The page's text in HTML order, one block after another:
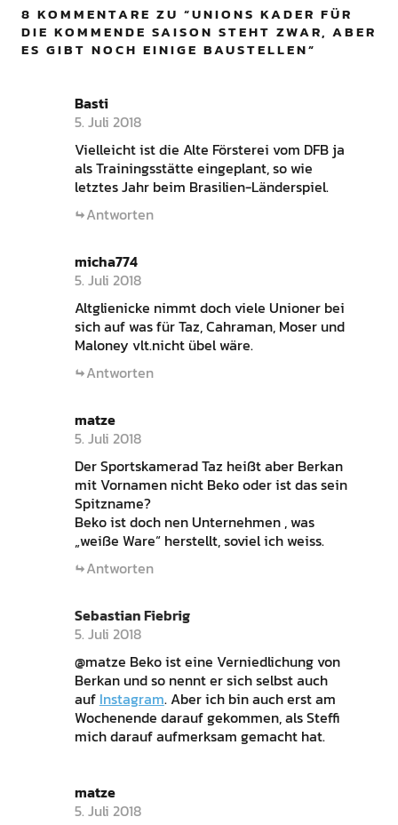
8 KOMMENTARE ZU “UNIONS KADER FÜR
DIE KOMMENDE SAISON STEHT ZWAR, ABER
ES GIBT NOCH EINIGE BAUSTELLEN”
Basti
5. Juli 2018
Vielleicht ist die Alte Försterei vom DFB ja
als Trainingsstätte eingeplant, so wie
letztes Jahr beim Brasilien-Länderspiel.
Antworten
micha774
5. Juli 2018
Altglienicke nimmt doch viele Unioner bei
sich auf was für Taz, Cahraman, Moser und
Maloney vlt.nicht übel wäre.
Antworten
matze
5. Juli 2018
Der Sportskamerad Taz heißt aber Berkan
mit Vornamen nicht Beko oder ist das sein
Spitzname?
Beko ist doch nen Unternehmen , was
„weiße Ware“ herstellt, soviel ich weiss.
Antworten
Sebastian Fiebrig
5. Juli 2018
@matze Beko ist eine Verniedlichung von
Berkan und so nennt er sich selbst auch
auf Instagram. Aber ich bin auch erst am
Wochenende darauf gekommen, als Steffi
mich darauf aufmerksam gemacht hat.
matze
5. Juli 2018